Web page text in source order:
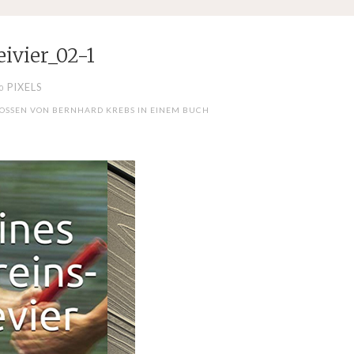
1
PIXELS
VON BERNHARD KREBS IN EINEM BUCH